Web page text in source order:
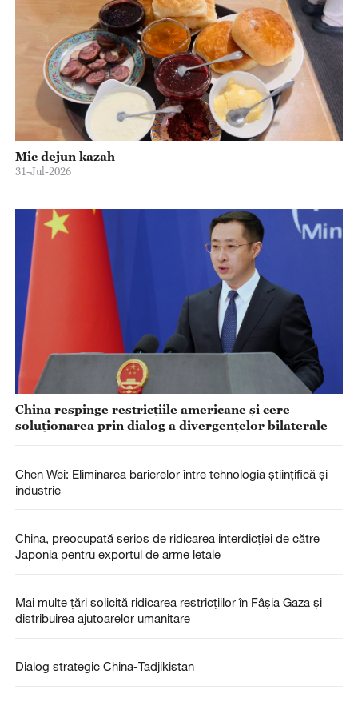
Mic dejun kazah
31-Jul-2026
China respinge restricțiile americane și cere
soluționarea prin dialog a divergențelor bilaterale
Chen Wei: Eliminarea barierelor între tehnologia științifică și
industrie
China, preocupată serios de ridicarea interdicţiei de către
Japonia pentru exportul de arme letale
Mai multe țări solicită ridicarea restricțiilor în Fâșia Gaza și
distribuirea ajutoarelor umanitare
Dialog strategic China-Tadjikistan